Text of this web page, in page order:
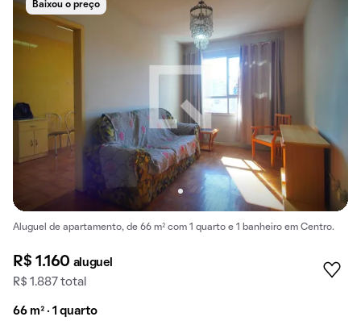
Baixou o preço
Aluguel de apartamento, de 66 m² com 1 quarto e 1 banheiro em Centro.
R$ 1.160 aluguel
R$ 1.887 total
66 m² · 1 quarto